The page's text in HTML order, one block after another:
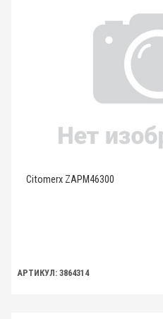
Citomerx ZAPM46300
АРТИКУЛ: 3864314